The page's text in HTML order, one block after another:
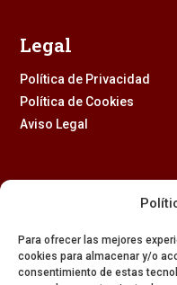
Para ofrecer las mejores
cookies para almacenar y/o
consentimiento de estas
Legal
Política de Privacidad
Política de Cookies
Aviso Legal